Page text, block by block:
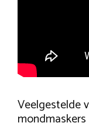
Veelgestelde
mondmaskers